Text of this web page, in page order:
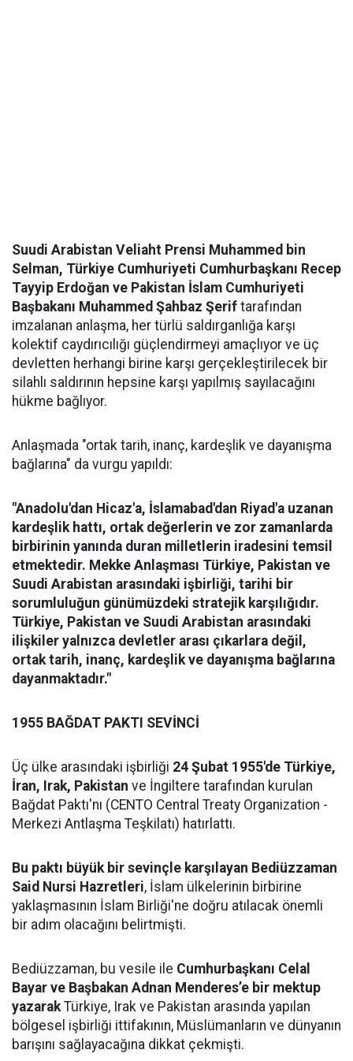
Suudi Arabistan Veliaht Prensi Muhammed bin
Selman, Türkiye Cumhuriyeti Cumhurbaşkanı Recep
Tayyip Erdoğan ve Pakistan İslam Cumhuriyeti
Başbakanı Muhammed Şahbaz Şerif tarafından
imzalanan anlaşma, her türlü saldırganlığa karşı
kolektif caydırıcılığı güçlendirmeyi amaçlıyor ve üç
devletten herhangi birine karşı gerçekleştirilecek bir
silahlı saldırının hepsine karşı yapılmış sayılacağını
hükme bağlıyor.
Anlaşmada "ortak tarih, inanç, kardeşlik ve dayanışma
bağlarına" da vurgu yapıldı:
"Anadolu'dan Hicaz'a, İslamabad'dan Riyad'a uzanan
kardeşlik hattı, ortak değerlerin ve zor zamanlarda
birbirinin yanında duran milletlerin iradesini temsil
etmektedir. Mekke Anlaşması Türkiye, Pakistan ve
Suudi Arabistan arasındaki işbirliği, tarihi bir
sorumluluğun günümüzdeki stratejik karşılığıdır.
Türkiye, Pakistan ve Suudi Arabistan arasındaki
ilişkiler yalnızca devletler arası çıkarlara değil,
ortak tarih, inanç, kardeşlik ve dayanışma bağlarına
dayanmaktadır."
1955 BAĞDAT PAKTI SEVİNCİ
Üç ülke arasındaki işbirliği 24 Şubat 1955'de Türkiye,
İran, Irak, Pakistan ve İngiltere tarafından kurulan
Bağdat Paktı'nı (CENTO Central Treaty Organization -
Merkezi Antlaşma Teşkilatı) hatırlattı.
Bu paktı büyük bir sevinçle karşılayan Bediüzzaman
Said Nursi Hazretleri, İslam ülkelerinin birbirine
yaklaşmasının İslam Birliği'ne doğru atılacak önemli
bir adım olacağını belirtmişti.
Bediüzzaman, bu vesile ile Cumhurbaşkanı Celal
Bayar ve Başbakan Adnan Menderes’e bir mektup
yazarakTürkiye, Irak ve Pakistan arasında yapılan
bölgesel işbirliği ittifakının, Müslümanların ve dünyanın
barışını sağlayacağına dikkat çekmişti.